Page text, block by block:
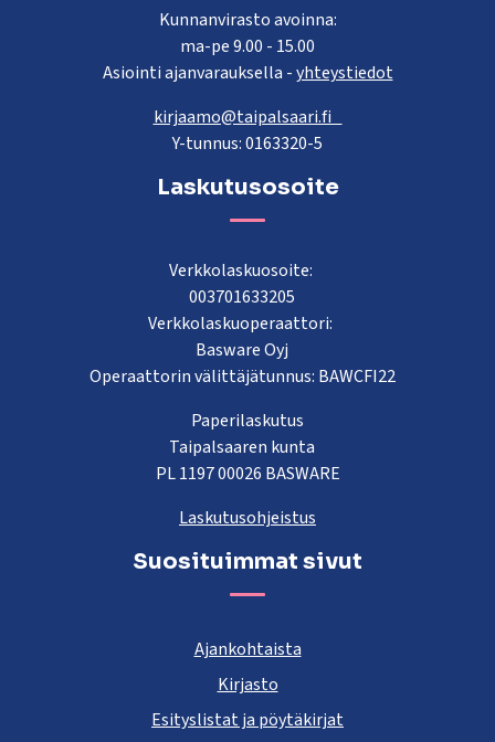
Kunnanvirasto avoinna:
ma-pe 9.00 - 15.00
Asiointi ajanvarauksella -yhteystiedot
kirjaamo@taipalsaari.fi
Y-tunnus: 0163320-5
Laskutusosoite
Verkkolaskuosoite:
003701633205
Verkkolaskuoperaattori:
Basware Oyj
Operaattorin välittäjätunnus: BAWCFI22
Paperilaskutus
Taipalsaaren kunta
PL 1197 00026 BASWARE
Laskutusohjeistus
Suosituimmat sivut
Ajankohtaista
Kirjasto
Esityslistat ja pöytäkirjat